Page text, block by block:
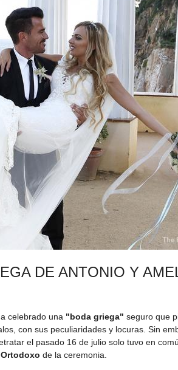
DE ANTONIO Y
celebrado una "boda griega" seguro que
con sus peculiaridades y locuras. Sin
el pasado 16 de julio solo tuvo en
de la ceremonia.